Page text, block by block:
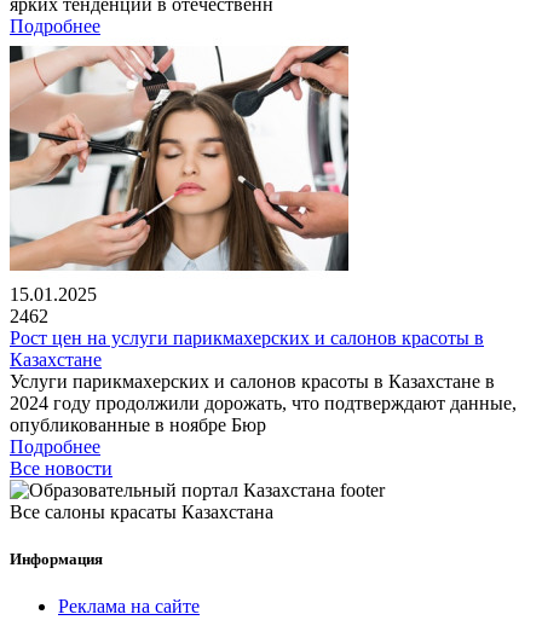
ярких тенденций в отечественн
Подробнее
15.01.2025
2462
Рост цен на услуги парикмахерских и салонов красоты в
Казахстане
Услуги парикмахерских и салонов красоты в Казахстане в
2024 году продолжили дорожать, что подтверждают данные,
опубликованные в ноябре Бюр
Подробнее
Все новости
Все салоны красаты Казахстана
Информация
Реклама на сайте